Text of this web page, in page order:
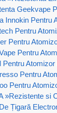
Geekvape
Innokin Pentru
Pentru
Pentru
Pentru
Pentru Atomizor
Pentru
Pentru
»Rezistente si
Țigară